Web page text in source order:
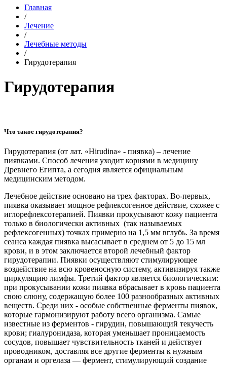
Главная
/
Лечение
/
Лечебные методы
/
Гирудотерапия
Гирудотерапия
Что такое гирудотерапия?
Гирудотерапия (от лат. «Hirudina» - пиявка) – лечение
пиявками. Способ лечения уходит корнями в медицину
Древнего Египта, а сегодня является официальным
медицинским методом.
Лечебное действие основано на трех факторах. Во-первых,
пиявка оказывает мощное рефлексогенное действие, схожее с
иглорефлексотерапией. Пиявки прокусывают кожу пациента
только в биологически активных (так называемых
рефлексогенных) точках примерно на 1,5 мм вглубь. За время
сеанса каждая пиявка высасывает в среднем от 5 до 15 мл
крови, и в этом заключается второй лечебный фактор
гирудотерапии. Пиявки осуществляют стимулирующее
воздействие на всю кровеносную систему, активизируя также
циркуляцию лимфы. Третий фактор является биологическим:
при прокусывании кожи пиявка вбрасывает в кровь пациента
свою слюну, содержащую более 100 разнообразных активных
веществ. Среди них - особые собственные ферменты пиявок,
которые гармонизируют работу всего организма. Самые
известные из ферментов - гирудин, повышающий текучесть
крови; гиалуронидаза, которая уменьшает проницаемость
сосудов, повышает чувствительность тканей и действует
проводником, доставляя все другие ферменты к нужным
органам и оргелаза — фермент, стимулирующий создание